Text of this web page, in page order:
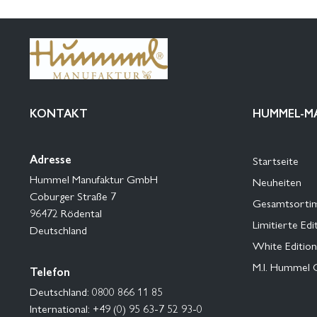
KONTAKT
Adresse
Hummel Manufaktur GmbH
Coburger Straße 7
96472 Rödental
Deutschland
Telefon
Deutschland: 0800 866 11 85
International: +49 (0) 95 63-7 52 93-0
HUMMEL-
Startseite
Neuheiten
Limitierte
White Edition
M.I. Hummel